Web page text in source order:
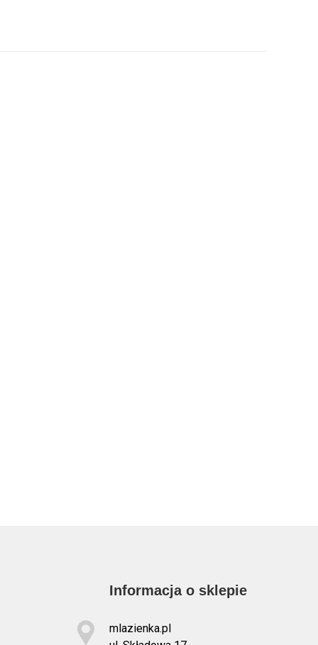
Informacja o sklepie
mlazienka.pl